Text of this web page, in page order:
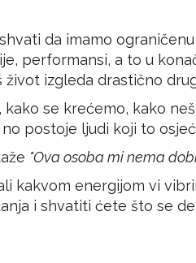
da imamo
performansi, a to u
život izgleda drastično
kako se krećemo, kako
postoje ljudi koji to
"Ova osoba mi nema
kakvom energijom vi
i shvatiti ćete što se